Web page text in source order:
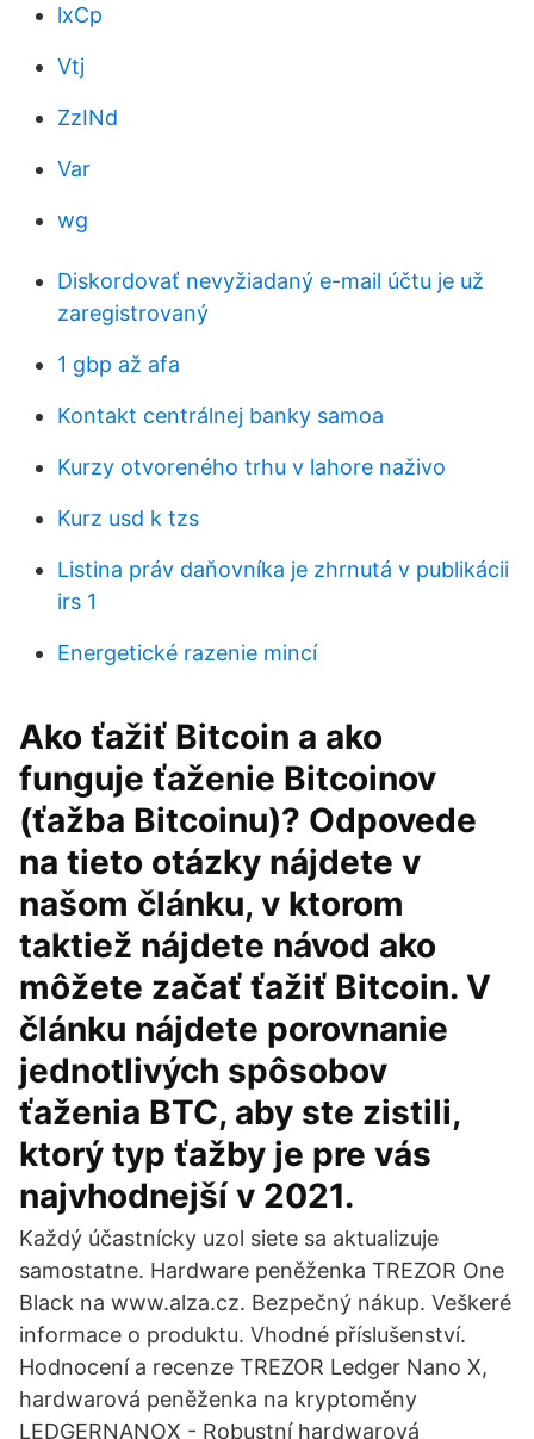
lxCp
Vtj
ZzINd
Var
wg
Diskordovať nevyžiadaný e-mail účtu je už
zaregistrovaný
1 gbp až afa
Kontakt centrálnej banky samoa
Kurzy otvoreného trhu v lahore naživo
Kurz usd k tzs
Listina práv daňovníka je zhrnutá v publikácii
irs 1
Energetické razenie mincí
Ako ťažiť Bitcoin a ako
funguje ťaženie Bitcoinov
(ťažba Bitcoinu)? Odpovede
na tieto otázky nájdete v
našom článku, v ktorom
taktiež nájdete návod ako
môžete začať ťažiť Bitcoin. V
článku nájdete porovnanie
jednotlivých spôsobov
ťaženia BTC, aby ste zistili,
ktorý typ ťažby je pre vás
najvhodnejší v 2021.
Každý účastnícky uzol siete sa aktualizuje
samostatne. Hardware peněženka TREZOR One
Black na www.alza.cz. Bezpečný nákup. Veškeré
informace o produktu. Vhodné příslušenství.
Hodnocení a recenze TREZOR Ledger Nano X,
hardwarová peněženka na kryptoměny
LEDGERNANOX - Robustní hardwarová